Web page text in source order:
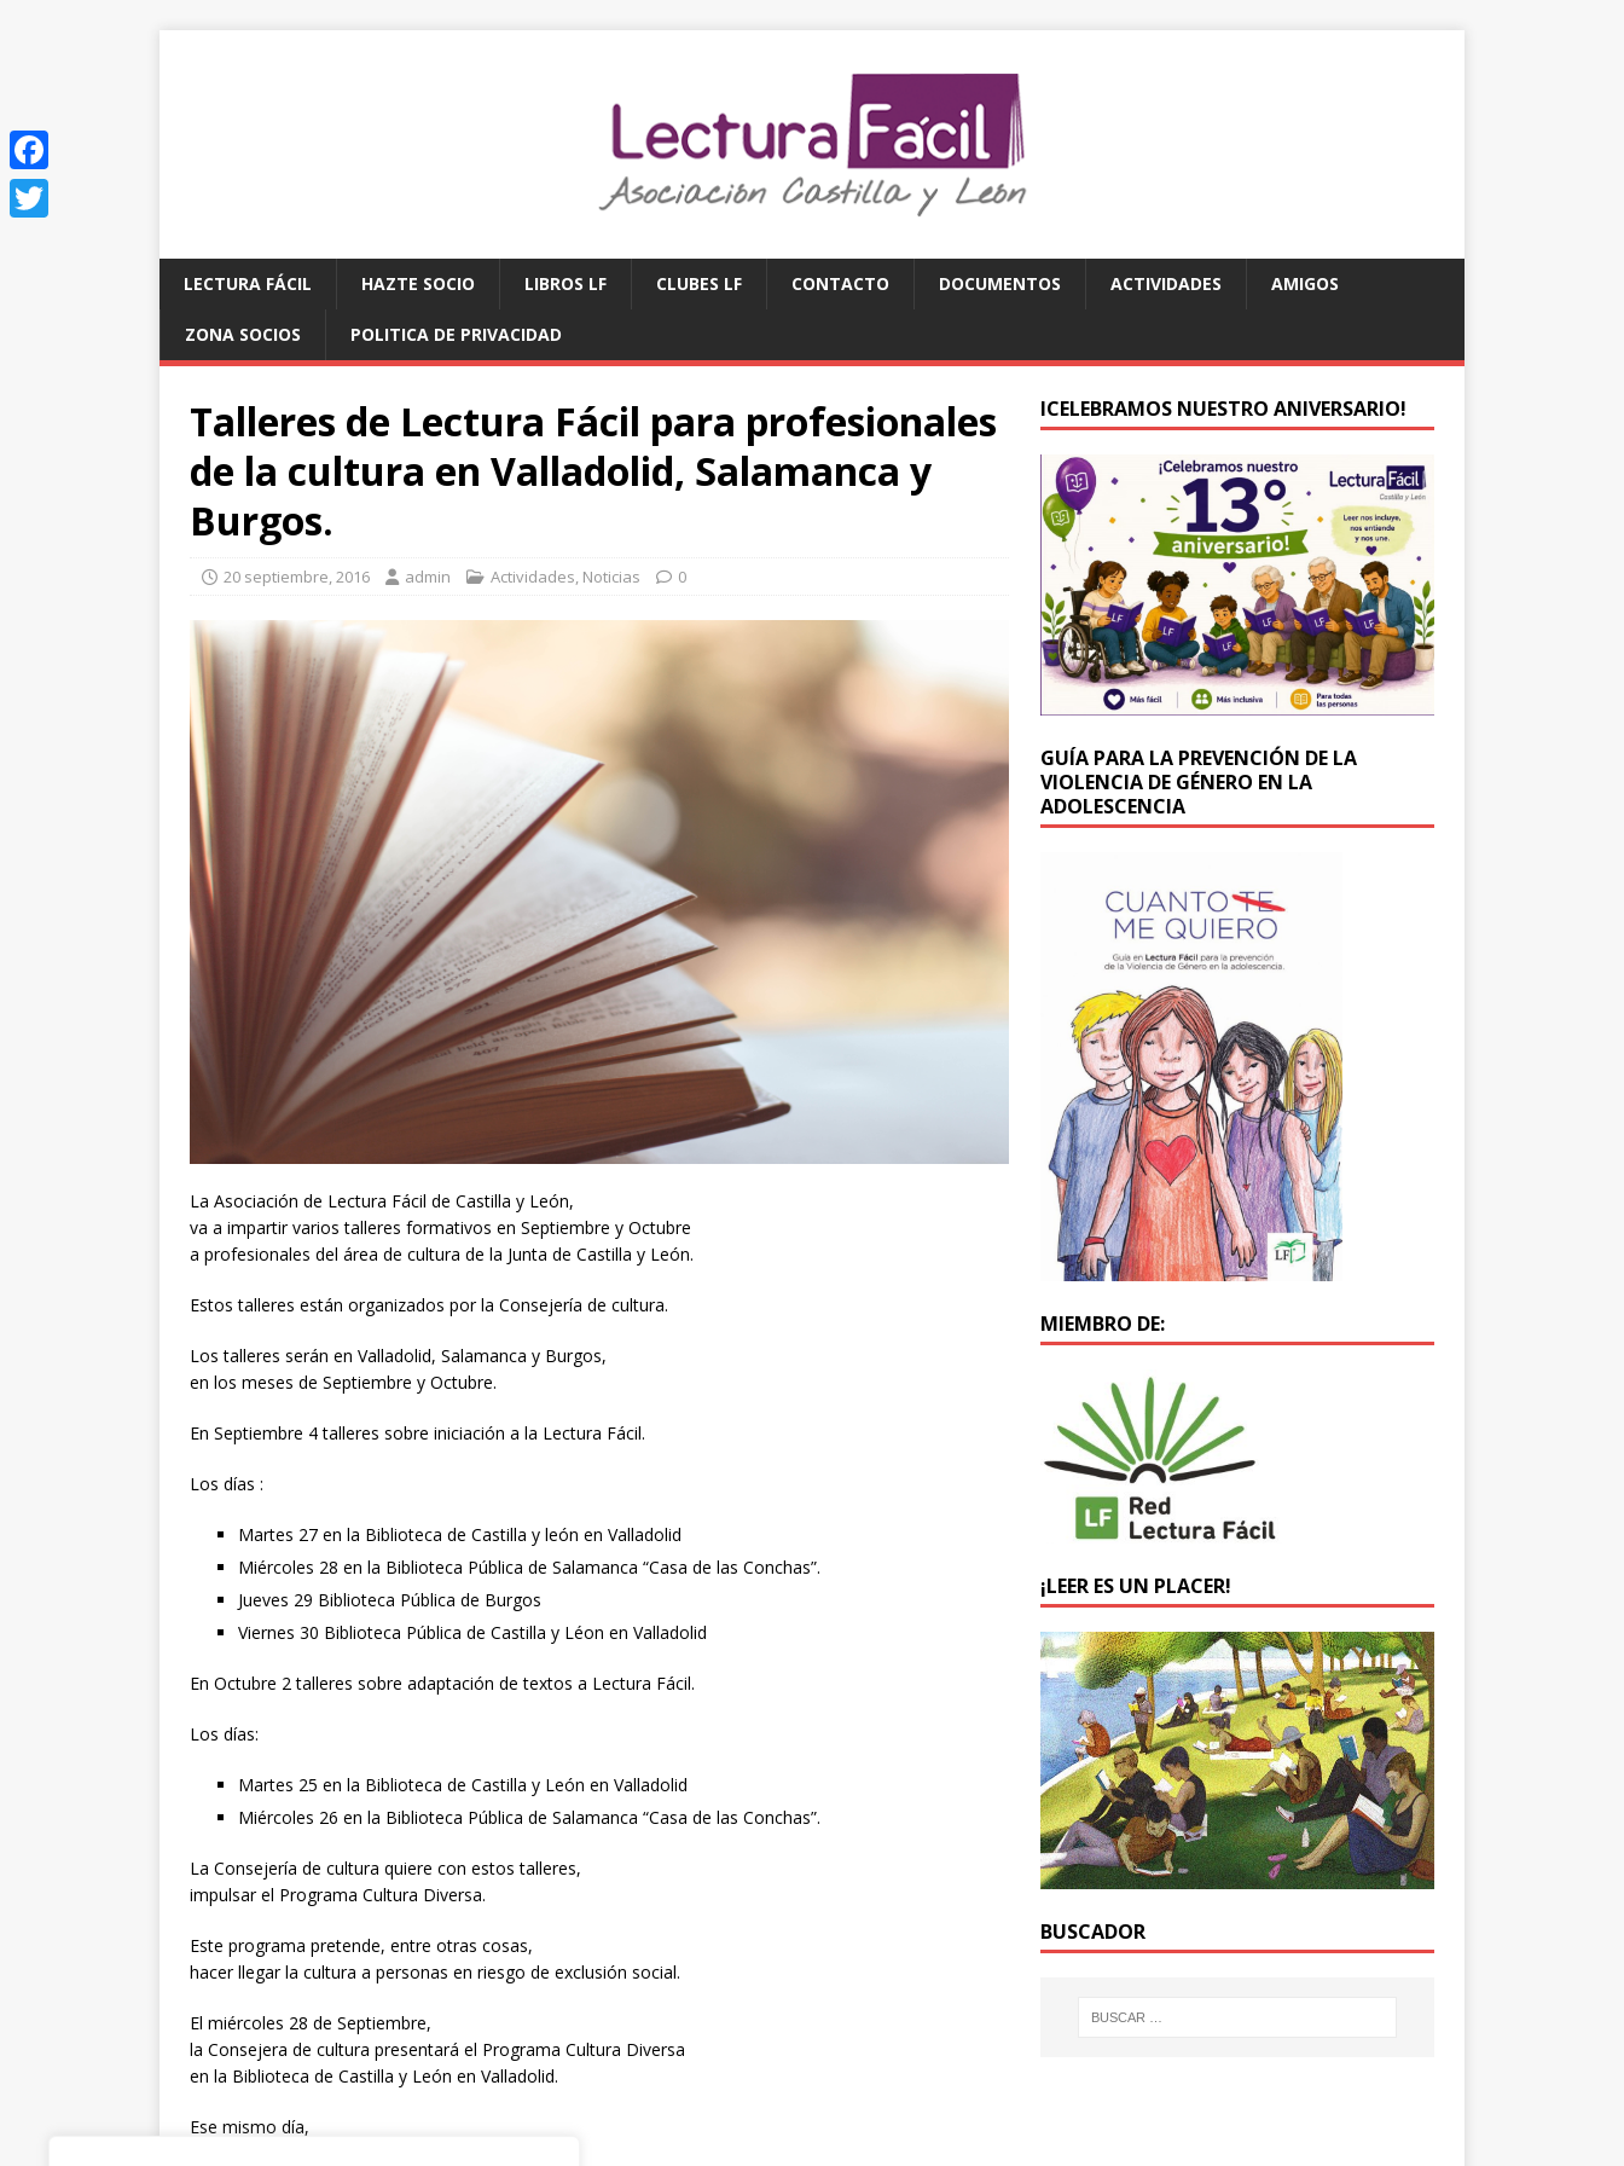
LECTURA FÁCIL HAZTE SOCIO LIBROS LF CLUBES LF CONTACTO DOCUMENTOS ACTIVIDADES AMIGOS
ZONA SOCIOS POLITICA DE PRIVACIDAD
Talleres de Lectura Fácil para profesionales
de la cultura en Valladolid, Salamanca y
Burgos.
20 septiembre, 2016 admin Actividades Noticias 0
La Asociación de Lectura Fácil de Castilla y León,
va a impartir varios talleres formativos en Septiembre y Octubre
a profesionales del área de cultura de la Junta de Castilla y León.
Estos talleres están organizados por la Consejería de cultura.
Los talleres serán en Valladolid, Salamanca y Burgos,
en los meses de Septiembre y Octubre.
En Septiembre 4 talleres sobre iniciación a la Lectura Fácil.
Los días :
Martes 27 en la Biblioteca de Castilla y león en Valladolid
Miércoles 28 en la Biblioteca Pública de Salamanca “Casa de las Conchas”.
Jueves 29 Biblioteca Pública de Burgos
Viernes 30 Biblioteca Pública de Castilla y Léon en Valladolid
En Octubre 2 talleres sobre adaptación de textos a Lectura Fácil.
Los días:
Martes 25 en la Biblioteca de Castilla y León en Valladolid
Miércoles 26 en la Biblioteca Pública de Salamanca “Casa de las Conchas”.
La Consejería de cultura quiere con estos talleres,
impulsar el Programa Cultura Diversa.
Este programa pretende, entre otras cosas,
hacer llegar la cultura a personas en riesgo de exclusión social.
El miércoles 28 de Septiembre,
la Consejera de cultura presentará el Programa Cultura Diversa
en la Biblioteca de Castilla y León en Valladolid.
Ese mismo día,
ICELEBRAMOS NUESTRO ANIVERSARIO!
GUÍA PARA LA PREVENCIÓN DE LA
VIOLENCIA DE GÉNERO EN LA
ADOLESCENCIA
MIEMBRO DE:
¡LEER ES UN PLACER!
BUSCADOR
F